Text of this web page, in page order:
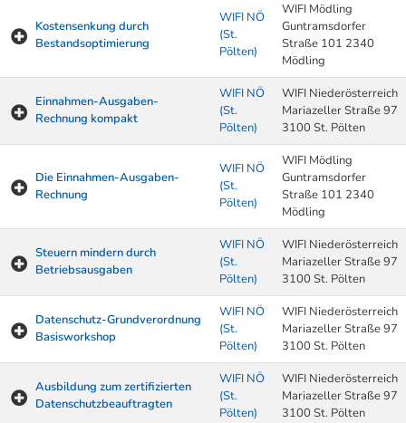
Kostensenkung durch
Bestandsoptimierung
WIFI NÖ
(St.
Pölten)
WIFI Mödling
Guntramsdorfer
Straße 101 2340
Mödling
Einnahmen-Ausgaben-
Rechnung kompakt
WIFI NÖ
(St.
Pölten)
WIFI Niederösterreich
Mariazeller Straße 97
3100 St. Pölten
Die Einnahmen-Ausgaben-
Rechnung
WIFI NÖ
(St.
Pölten)
WIFI Mödling
Guntramsdorfer
Straße 101 2340
Mödling
Steuern mindern durch
Betriebsausgaben
WIFI NÖ
(St.
Pölten)
WIFI Niederösterreich
Mariazeller Straße 97
3100 St. Pölten
Datenschutz-Grundverordnung
Basisworkshop
WIFI NÖ
(St.
Pölten)
WIFI Niederösterreich
Mariazeller Straße 97
3100 St. Pölten
Ausbildung zum zertifizierten
Datenschutzbeauftragten
WIFI NÖ
(St.
Pölten)
WIFI Niederösterreich
Mariazeller Straße 97
3100 St. Pölten